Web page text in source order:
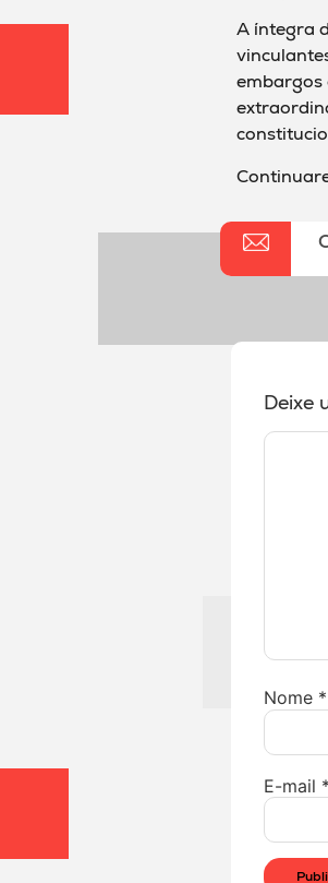
A íntegra
embargos
Deixe
Nome *
E-mail *